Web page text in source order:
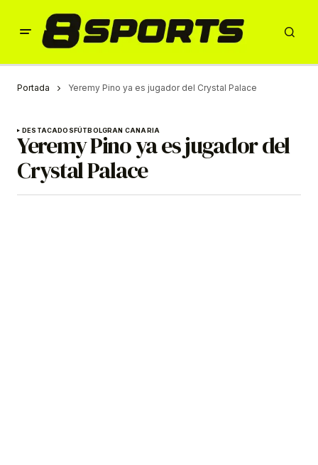
Portada Yeremy Pino ya es jugador del Crystal Palace
DESTACADOSFÚTBOLGRAN CANARIA
Yeremy Pino ya es jugador del
Crystal Palace